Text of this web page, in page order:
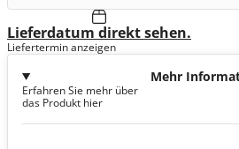
Lieferdatum direkt sehen.
Liefertermin anzeigen
Mehr
Erfahren Sie mehr über
das Produkt hier